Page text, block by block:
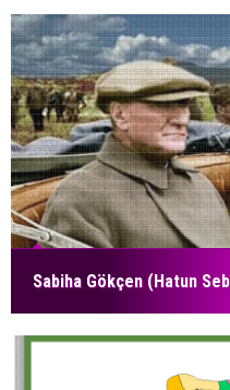
Sabiha Gökçen (Hatun